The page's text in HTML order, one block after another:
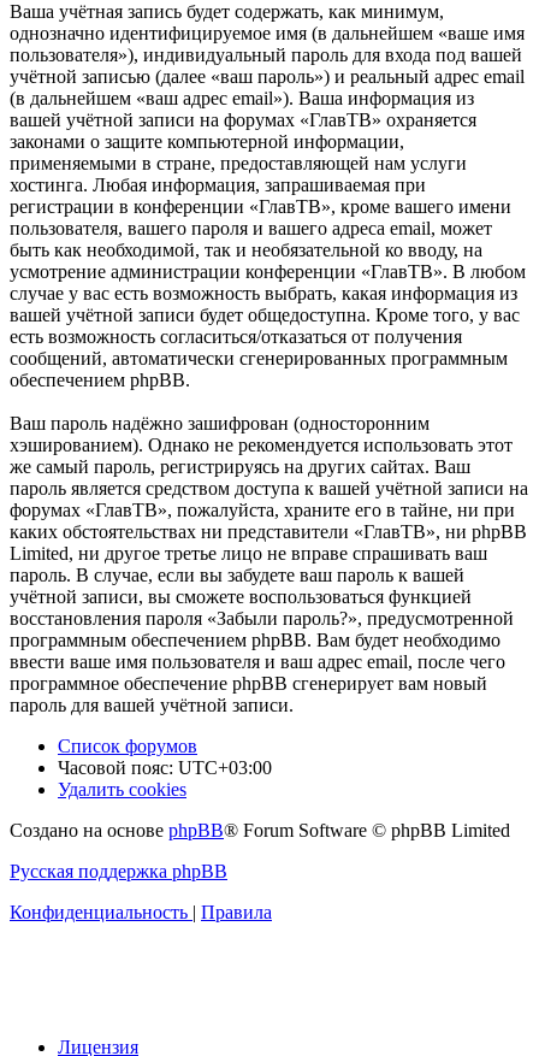
Ваша учётная запись будет содержать, как минимум,
однозначно идентифицируемое имя (в дальнейшем «ваше имя
пользователя»), индивидуальный пароль для входа под вашей
учётной записью (далее «ваш пароль») и реальный адрес email
(в дальнейшем «ваш адрес email»). Ваша информация из
вашей учётной записи на форумах «ГлавТВ» охраняется
законами о защите компьютерной информации,
применяемыми в стране, предоставляющей нам услуги
хостинга. Любая информация, запрашиваемая при
регистрации в конференции «ГлавТВ», кроме вашего имени
пользователя, вашего пароля и вашего адреса email, может
быть как необходимой, так и необязательной ко вводу, на
усмотрение администрации конференции «ГлавТВ». В любом
случае у вас есть возможность выбрать, какая информация из
вашей учётной записи будет общедоступна. Кроме того, у вас
есть возможность согласиться/отказаться от получения
сообщений, автоматически сгенерированных программным
обеспечением phpBB.
Ваш пароль надёжно зашифрован (односторонним
хэшированием). Однако не рекомендуется использовать этот
же самый пароль, регистрируясь на других сайтах. Ваш
пароль является средством доступа к вашей учётной записи на
форумах «ГлавТВ», пожалуйста, храните его в тайне, ни при
каких обстоятельствах ни представители «ГлавТВ», ни phpBB
Limited, ни другое третье лицо не вправе спрашивать ваш
пароль. В случае, если вы забудете ваш пароль к вашей
учётной записи, вы сможете воспользоваться функцией
восстановления пароля «Забыли пароль?», предусмотренной
программным обеспечением phpBB. Вам будет необходимо
ввести ваше имя пользователя и ваш адрес email, после чего
программное обеспечение phpBB сгенерирует вам новый
пароль для вашей учётной записи.
Список форумов
Часовой пояс: UTC+03:00
Удалить cookies
Создано на основе phpBB® Forum Software © phpBB Limited
Русская поддержка phpBB
Конфиденциальность | Правила
Лицензия